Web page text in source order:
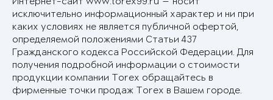
исключительно информационный характер и ни при
каких условиях не является публичной офертой,
определяемой положениями Статьи 437
Гражданского кодекса Российской Федерации. Для
получения подробной информации о стоимости
продукции компании Torex обращайтесь в
фирменные точки продаж Torex в Вашем городе.